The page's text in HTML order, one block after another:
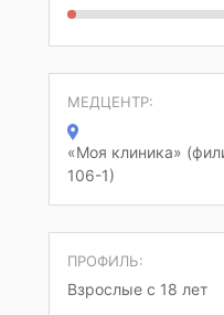
МЕДЦЕНТР:
«Моя клиника»
106-1)
ПРОФИЛЬ:
Взрослые с 18 лет